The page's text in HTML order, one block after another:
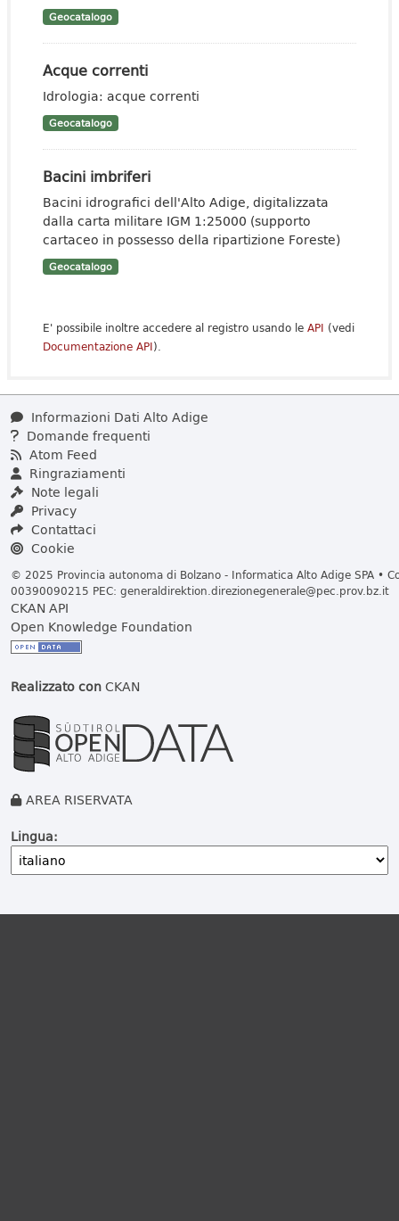
Geocatalogo
Acque correnti
Idrologia: acque correnti
Geocatalogo
Bacini imbriferi
Bacini idrografici dell'Alto Adige, digitalizzata
dalla carta militare IGM 1:25000 (supporto
cartaceo in possesso della ripartizione Foreste)
Geocatalogo
E' possibile inoltre accedere al registro usando le API (vedi
Documentazione API).
Informazioni Dati Alto Adige
Domande frequenti
Atom Feed
Ringraziamenti
Note legali
Privacy
Contattaci
Cookie
© 2025 Provincia autonoma di Bolzano - Informatica Alto Adige SPA •
00390090215 PEC: generaldirektion.direzionegenerale@pec.prov.bz.it
CKAN API
Open Knowledge Foundation
Realizzato conCKAN
AREA RISERVATA
Lingua